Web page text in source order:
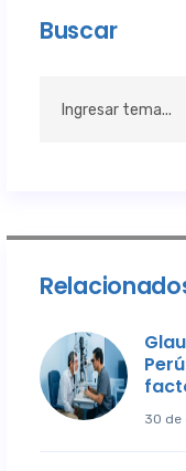
Buscar
30 de